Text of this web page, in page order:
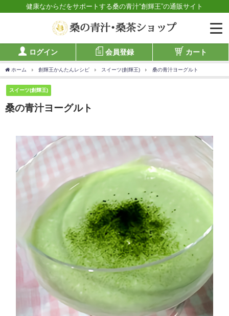
健康なからだをサポートする桑の青汁“創輝王”の通販サイト
ログイン 会員登録 カート
ホーム 創輝王かんたんレシピ スイーツ(創輝王) 桑の青汁ヨーグルト
スイーツ(創輝王)
桑の青汁ヨーグルト